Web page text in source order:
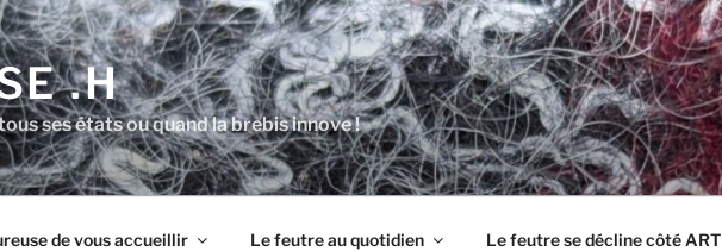
.H
ses états ou quand la brebis innove !
de vous accueillir Le feutre au quotidien Le feutre se décline côté ART